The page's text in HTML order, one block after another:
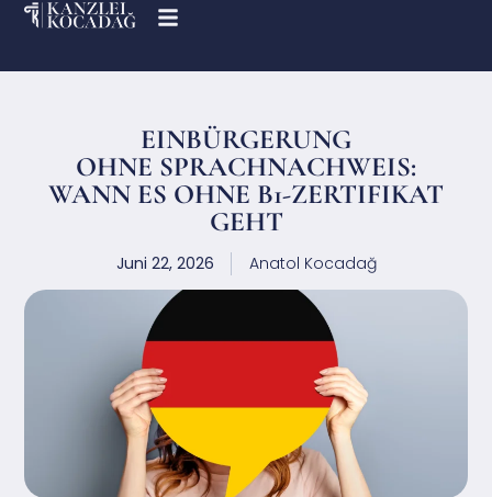
EINBÜRGERUNG
OHNE SPRACHNACHWEIS:
WANN ES OHNE B1-ZERTIFIKAT
GEHT
Juni 22, 2026 Anatol Kocadağ